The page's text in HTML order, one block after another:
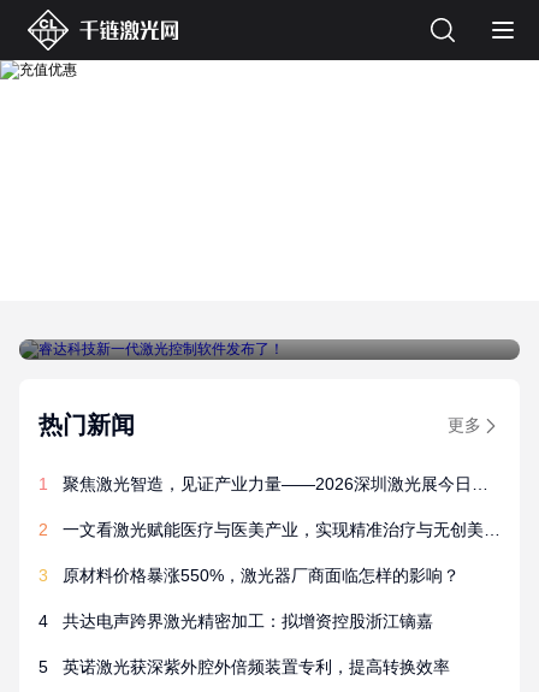
热门新闻 更多
1
聚焦激光智造，见证产业力量——2026深圳激光展今日开
2
一文看激光赋能医疗与医美产业，实现精准治疗与无创美容
3
原材料价格暴涨550%，激光器厂商面临怎样的影响？
4 共达电声跨界激光精密加工：拟增资控股浙江镝嘉
5 英诺激光获深紫外腔外倍频装置专利，提高转换效率